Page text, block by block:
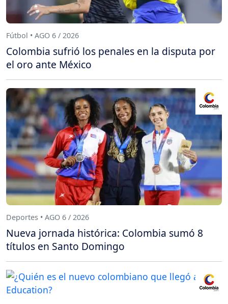
Fútbol • AGO 6 / 2026
Colombia sufrió los penales en la disputa por
el oro ante México
Deportes • AGO 6 / 2026
Nueva jornada histórica: Colombia sumó 8
títulos en Santo Domingo